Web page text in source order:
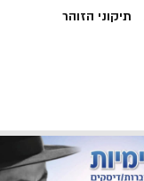
תיקוני הזוהר